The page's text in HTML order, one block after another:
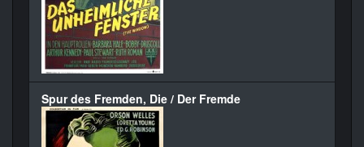
Spur des Fremden, Die / Der Fremde